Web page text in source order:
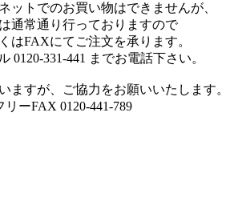
ットでのお買い物はできませんが、
通常通り行っておりますので
はFAXにてご注文を承ります。
0120-331-441 までお電話下さい。
ますが、ご協力をお願いいたします。
リーFAX 0120-441-789